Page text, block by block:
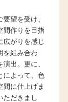
望を受け、
間作りを目指
広がりを感じ
を組み合わ
出。更に、
によって、色
間に仕上げま
ただきまし